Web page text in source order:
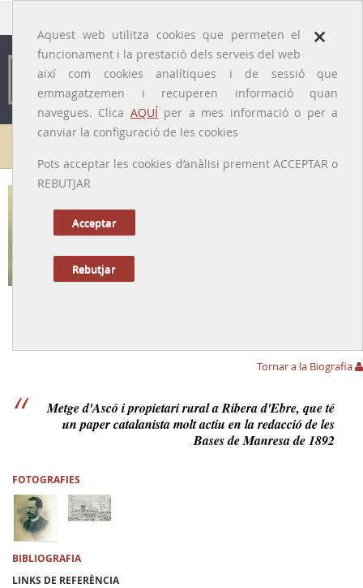
×
Aquest web utilitza cookies que permeten el
funcionament i la prestació dels serveis del web
així com cookies analítiques i de sessió que
emmagatzemen i recuperen informació quan
navegues. Clica AQUÍper a mes informació o per a
canviar la configuració de les cookies
Pots acceptar les cookies d’anàlisi prement ACCEPTAR o
REBUTJAR
Acceptar
Rebutjar
Galeria de metges
Tornar a la Biografia
Metge d'Ascó i propietari rural a Ribera d'Ebre, que té
un paper catalanista molt actiu en la redacció de les
Bases de Manresa de 1892
FOTOGRAFIES
BIBLIOGRAFIA
LINKS DE REFERÈNCIA